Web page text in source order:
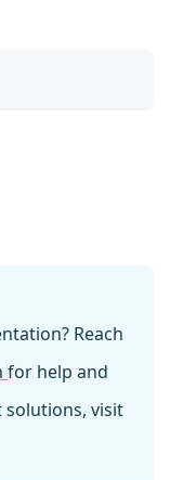
Reach
for help and
solutions, visit